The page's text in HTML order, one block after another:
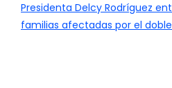
Presidenta Delcy Rodríguez
familias afectadas por el